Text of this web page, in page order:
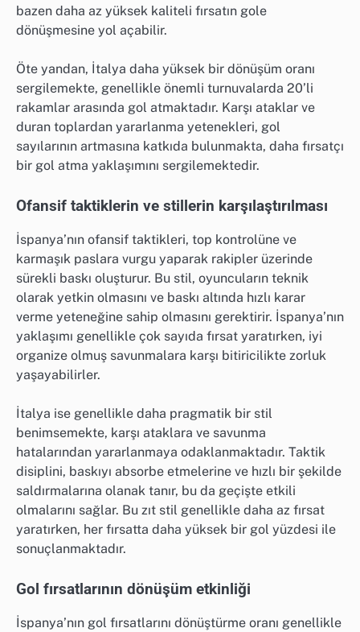
bazen daha az yüksek kaliteli fırsatın gole
dönüşmesine yol açabilir.
Öte yandan, İtalya daha yüksek bir dönüşüm oranı
sergilemekte, genellikle önemli turnuvalarda 20’li
rakamlar arasında gol atmaktadır. Karşı ataklar ve
duran toplardan yararlanma yetenekleri, gol
sayılarının artmasına katkıda bulunmakta, daha fırsatçı
bir gol atma yaklaşımını sergilemektedir.
Ofansif taktiklerin ve stillerin karşılaştırılması
İspanya’nın ofansif taktikleri, top kontrolüne ve
karmaşık paslara vurgu yaparak rakipler üzerinde
sürekli baskı oluşturur. Bu stil, oyuncuların teknik
olarak yetkin olmasını ve baskı altında hızlı karar
verme yeteneğine sahip olmasını gerektirir. İspanya’nın
yaklaşımı genellikle çok sayıda fırsat yaratırken, iyi
organize olmuş savunmalara karşı bitiricilikte zorluk
yaşayabilirler.
İtalya ise genellikle daha pragmatik bir stil
benimsemekte, karşı ataklara ve savunma
hatalarından yararlanmaya odaklanmaktadır. Taktik
disiplini, baskıyı absorbe etmelerine ve hızlı bir şekilde
saldırmalarına olanak tanır, bu da geçişte etkili
olmalarını sağlar. Bu zıt stil genellikle daha az fırsat
yaratırken, her fırsatta daha yüksek bir gol yüzdesi ile
sonuçlanmaktadır.
Gol fırsatlarının dönüşüm etkinliği
İspanya’nın gol fırsatlarını dönüştürme oranı genellikle